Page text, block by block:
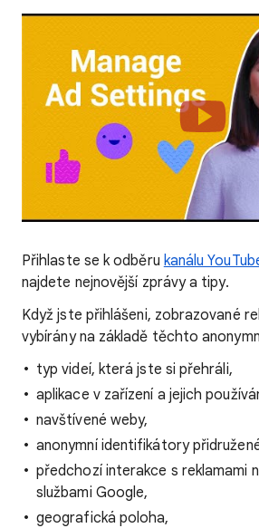
Přihlaste se k odběru kanálu
najdete nejnovější zprávy a tipy.
Když jste přihlášeni, zobrazované
vybírány na základě těchto
typ videí, která jste si přehráli,
aplikace v zařízení a jejich
navštívené weby,
anonymní identifikátory
předchozí interakce s reklamami
službami Google,
geografická poloha,